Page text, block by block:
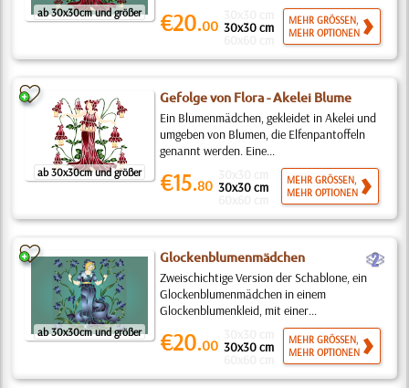
ab 30x30cm und größer €20.00 30x30 cm
MEHR GRÖSSEN,
MEHR OPTIONEN
ab 30x30cm und größer
Gefolge von Flora - Akelei Blume
Ein Blumenmädchen, gekleidet in Akelei und
umgeben von Blumen, die Elfenpantoffeln
genannt werden. Eine...
€15.80 30x30 cm
MEHR GRÖSSEN,
MEHR OPTIONEN
ab 30x30cm und größer
Glockenblumenmädchen b
Zweischichtige Version der Schablone, ein
Glockenblumenmädchen in einem
Glockenblumenkleid, mit einer...
€20.00 30x30 cm
MEHR GRÖSSEN,
MEHR OPTIONEN